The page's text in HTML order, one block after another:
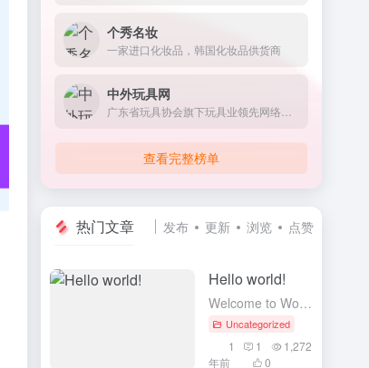
个秀名妆
一家进口化妆品，韩国化妆品供货商
中外玩具网
查看完整榜单
热门文章 发布 更新 浏览 点赞
Hello world!
Welcome to WordPress. This is your first post. Edit or delete it, then start writing!
Uncategorized
1
年前
1
1,272
0